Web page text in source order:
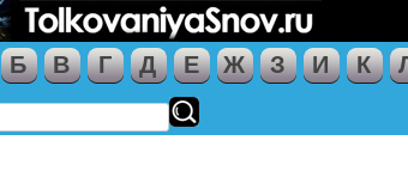
Б В Г Д Е Ж З И К